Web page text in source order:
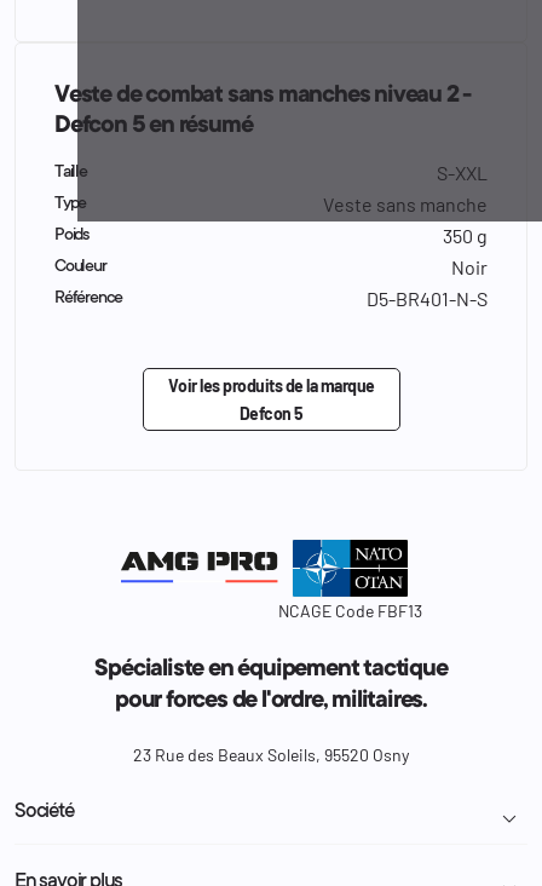
Veste de combat sans manches niveau 2 -
Defcon 5 en résumé
Taille S-XXL
Type Veste sans manche
Poids 350 g
Couleur Noir
Référence D5-BR401-N-S
Voir les produits de la marque
Defcon 5
NCAGE Code FBF13
Spécialiste en équipement tactique
pour forces de l'ordre, militaires.
23 Rue des Beaux Soleils, 95520 Osny
Société 
Livraison et retour colis